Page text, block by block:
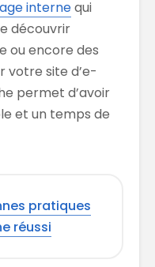
internequi
découvrir
ou encore des
votre site d’e-
permet d’avoir
et un temps de
pratiques
réussi